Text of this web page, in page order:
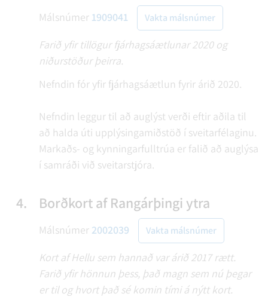
Málsnúmer 1909041 Vakta málsnúmer
Farið yfir tillögur fjárhagsáætlunar 2020 og
niðurstöður þeirra.
Nefndin fór yfir fjárhagsáætlun fyrir árið 2020.
Nefndin leggur til að auglýst verði eftir aðila til
að halda úti upplýsingamiðstöð í sveitarfélaginu.
Markaðs- og kynningarfulltrúa er falið að auglýsa
í samráði við sveitarstjóra.
4. Borðkort af Rangárþingi ytra
Málsnúmer 2002039 Vakta málsnúmer
Kort af Hellu sem hannað var árið 2017 rætt.
Farið yfir hönnun þess, það magn sem nú þegar
er til og hvort það sé komin tími á nýtt kort.